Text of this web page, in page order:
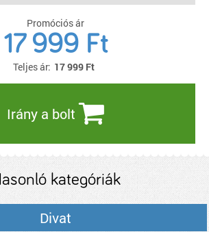
Promóciós ár
17 999 Ft
Teljes ár: 17 999 Ft
Irány a bolt
kategóriák
Divat